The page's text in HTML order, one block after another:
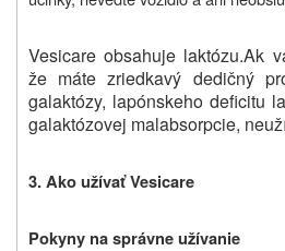
Vesicare obsahuje laktózu.Ak
že máte zriedkavý dedičný
galaktózy, lapónskeho deficitu
galaktózovej malabsorpcie,
3. Ako užívať Vesicare
Pokyny na správne užívanie